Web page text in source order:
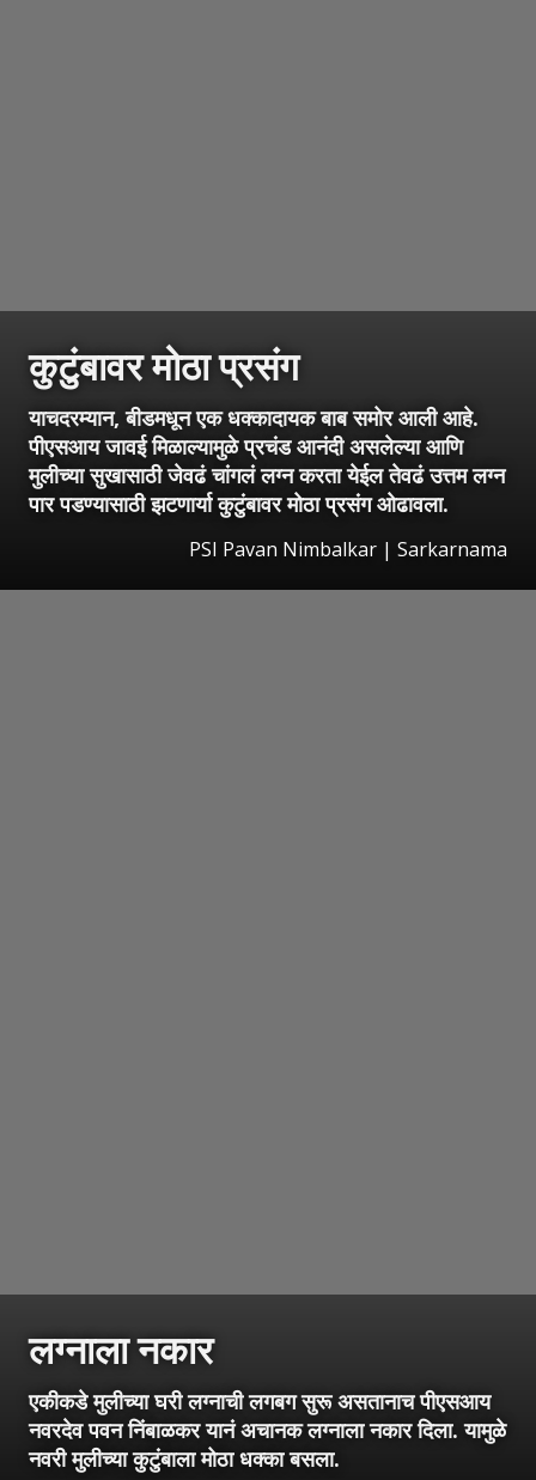
कुटुंबावर मोठा प्रसंग
याचदरम्यान, बीडमधून एक धक्कादायक बाब समोर आली आहे.
पीएसआय जावई मिळाल्यामुळे प्रचंड आनंदी असलेल्या आणि
मुलीच्या सुखासाठी जेवढं चांगलं लग्न करता येईल तेवढं उत्तम लग्न
पार पडण्यासाठी झटणार्या कुटुंबावर मोठा प्रसंग ओढावला.
PSI Pavan Nimbalkar | Sarkarnama
लग्नाला नकार
एकीकडे मुलीच्या घरी लग्नाची लगबग सुरू असतानाच पीएसआय
नवरदेव पवन निंबाळकर यानं अचानक लग्नाला नकार दिला. यामुळे
नवरी मुलीच्या कुटुंबाला मोठा धक्का बसला.